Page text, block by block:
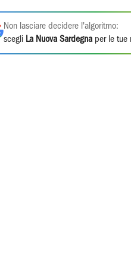
Non lasciare decidere l'algoritmo:
scegli La Nuova Sardegna per le tue